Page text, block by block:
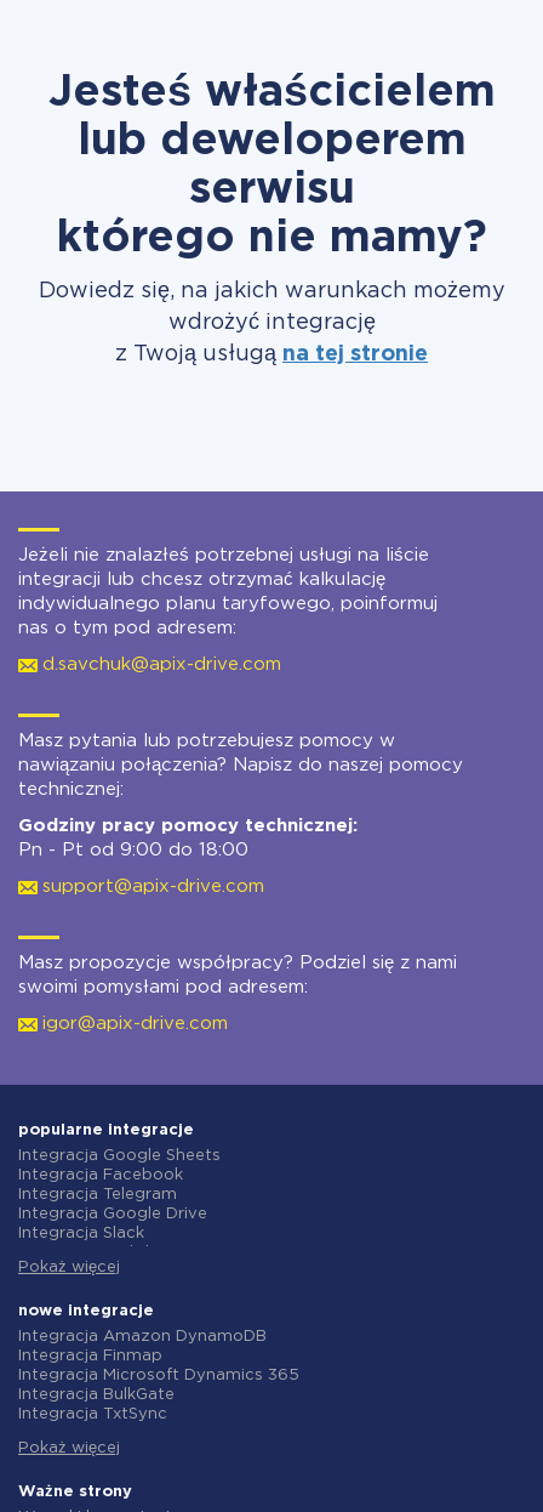
Jesteś właścicielem
lub deweloperem
serwisu
którego nie mamy?
Dowiedz się, na jakich warunkach możemy
wdrożyć integrację
z Twoją usługą na tej stronie
Jeżeli nie znalazłeś potrzebnej usługi na liście
integracji lub chcesz otrzymać kalkulację
indywidualnego planu taryfowego, poinformuj
nas o tym pod adresem:
d.savchuk@apix-drive.com
Masz pytania lub potrzebujesz pomocy w
nawiązaniu połączenia? Napisz do naszej pomocy
technicznej:
Godziny pracy pomocy technicznej:
Pn - Pt od 9:00 do 18:00
support@apix-drive.com
Masz propozycje współpracy? Podziel się z nami
swoimi pomysłami pod adresem:
igor@apix-drive.com
popularne integracje
Integracja Google Sheets
Integracja Facebook
Integracja Telegram
Integracja Google Drive
Integracja Slack
Integracja Gmail
Integracja ClickUp
Integracja Airtable
Integracja Google Contacts
Integracja OpenAI (ChatGPT)
Integracja Instagram
Integracja ActiveCampaign
Integracja Salesforce CRM
Integracja Notion
Pokaż więcej
nowe integracje
Integracja Amazon DynamoDB
Integracja Finmap
Integracja Microsoft Dynamics 365
Integracja BulkGate
Integracja TxtSync
Integracja Corezoid
Integracja Instasent
Pokaż więcej
Ważne strony